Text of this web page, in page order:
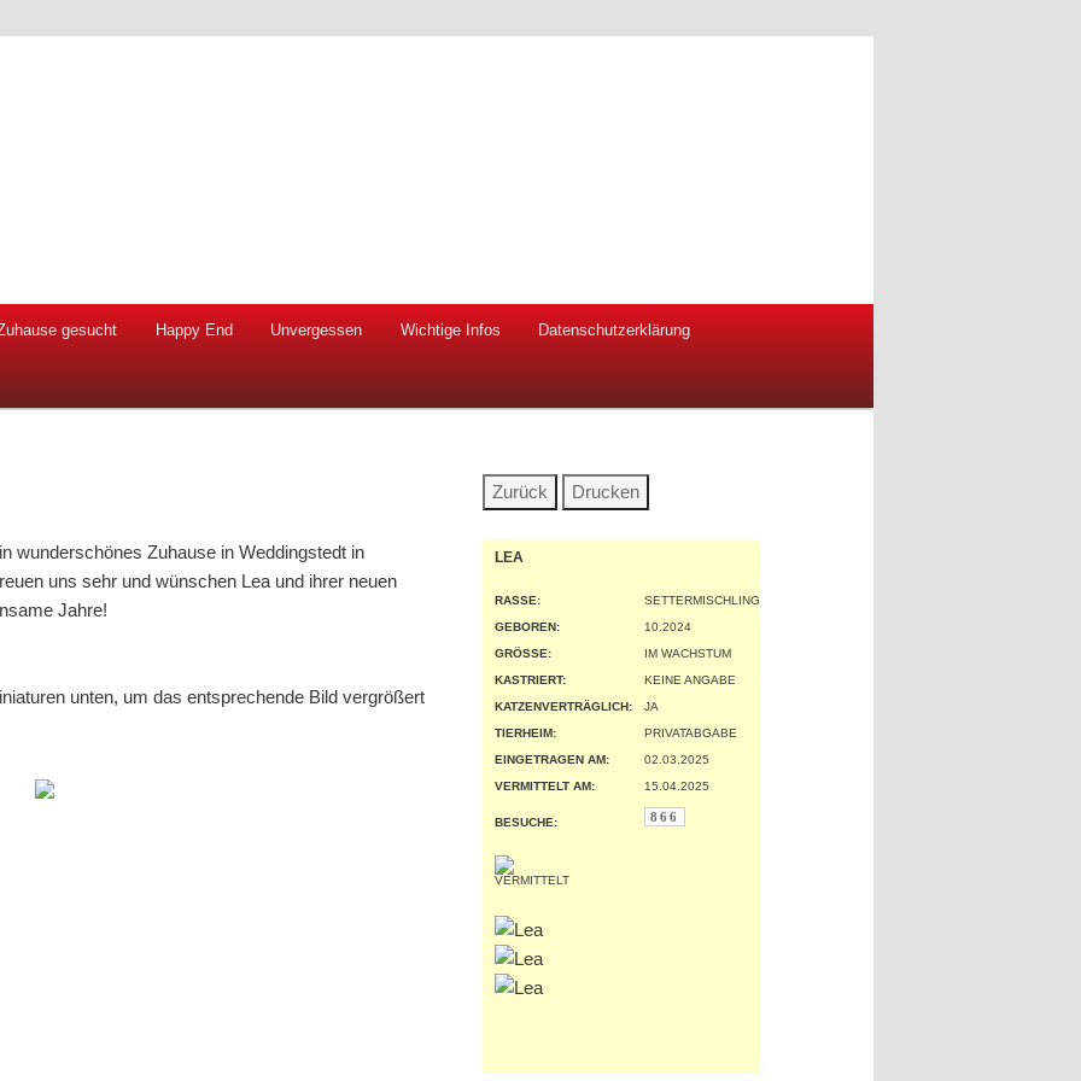
gesucht Happy End Unvergessen Wichtige Infos Datenschutzerklärung
wunderschönes Zuhause in Weddingstedt in
uns sehr und wünschen Lea und ihrer neuen
Jahre!
unten, um das entsprechende Bild vergrößert
LEA
RASSE:
SETTERMISCHLING
GEBOREN:
10.2024
GRÖSSE:
IM WACHSTUM
KASTRIERT:
KEINE ANGABE
KATZENVERTRÄGLICH:
JA
TIERHEIM:
PRIVATABGABE
EINGETRAGEN AM:
02.03.2025
VERMITTELT AM:
15.04.2025
BESUCHE: 866